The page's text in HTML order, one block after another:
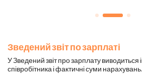
Зведений звіт по зарплаті
У Зведений звіт про зарплату виводиться
співробітника і фактичні суми нарахувань.